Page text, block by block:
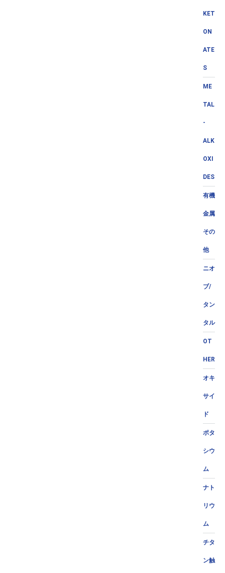
KET
ON
ATE
S
ME
TAL
-
ALK
OXI
DES
有機
金属
その
他
ニオ
ブ/
タン
タル
OT
HER
オキ
サイ
ド
ポタ
シウ
ム
ナト
リウ
ム
チタ
ン触